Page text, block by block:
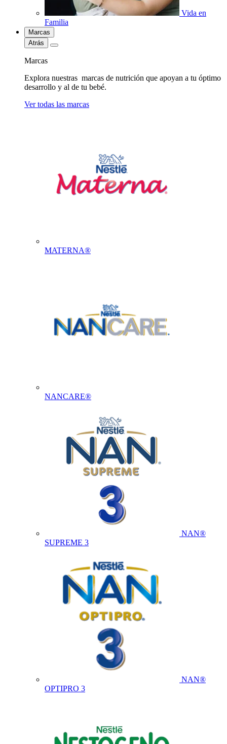
Vida en
Familia
Marcas
Atrás
Marcas
Explora nuestras marcas de nutrición que apoyan a tu óptimo
desarrollo y al de tu bebé.
Ver todas las marcas
MATERNA®
NANCARE®
NAN®
SUPREME 3
NAN®
OPTIPRO 3